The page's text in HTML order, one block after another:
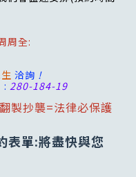
周全:
洽詢 !
: 280-184-19
製抄襲=法律必保護
表單:將盡快與您